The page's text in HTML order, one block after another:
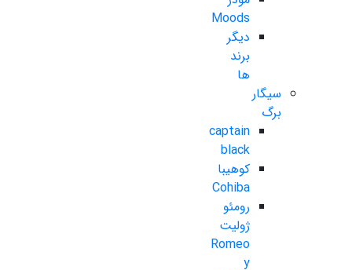
Moods
دیگر
برند
ها
سیگار
برگ
captain
black
کوهیبا
Cohiba
رومئو
ژولیت
Romeo
y